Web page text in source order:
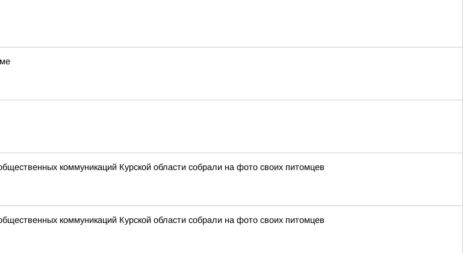
коммуникаций Курской области собрали на фото своих питомцев
коммуникаций Курской области собрали на фото своих питомцев